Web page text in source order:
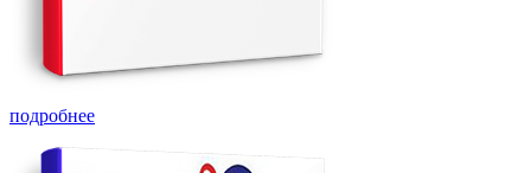
подробнее